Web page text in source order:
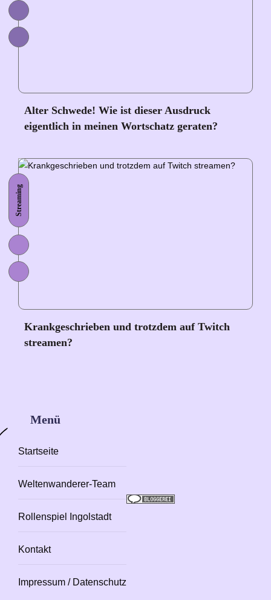
Alter Schwede! Wie ist dieser Ausdruck
eigentlich in meinen Wortschatz geraten?
Streaming
Krankgeschrieben und trotzdem auf Twitch
streamen?
Menü
Startseite
Weltenwanderer-Team
Rollenspiel Ingolstadt
Kontakt
Impressum / Datenschutz